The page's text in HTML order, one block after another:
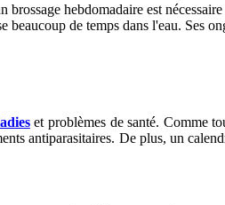
hebdomadaire est
de temps dans l'eau. Ses
et problèmes de santé. Comme
antiparasitaires. De plus, un